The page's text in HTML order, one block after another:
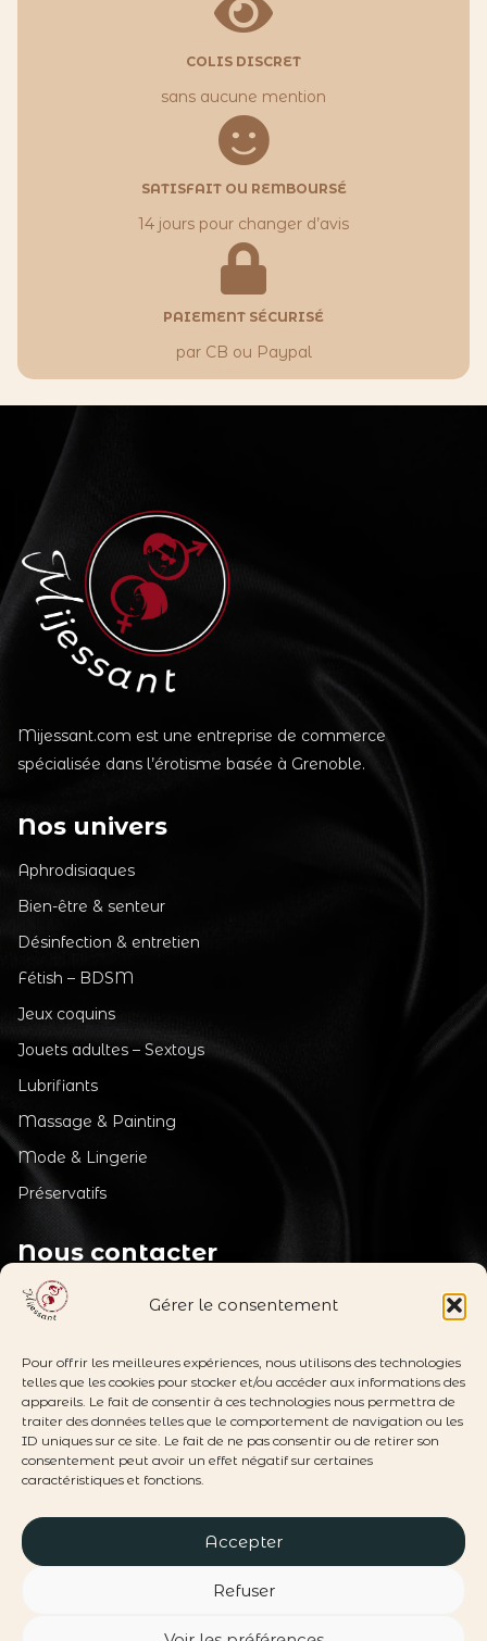
Gérer le consentement
Pour offrir les meilleures expériences, nous utilisons des technologies
telles que les cookies pour stocker et/ou accéder aux informations des
appareils. Le fait de consentir à ces technologies nous permettra de
traiter des données telles que le comportement de navigation ou les
ID uniques sur ce site. Le fait de ne pas consentir ou de retirer son
consentement peut avoir un effet négatif sur certaines
caractéristiques et fonctions.
Accepter
Refuser
COLIS DISCRET
sans aucune mention
SATISFAIT OU REMBOURSÉ
14 jours pour changer d’avis
PAIEMENT SÉCURISÉ
par CB ou Paypal
Mijessant.com est une entreprise de commerce
spécialisée dans l’érotisme basée à Grenoble.
Nos univers
Aphrodisiaques
Bien-être & senteur
Désinfection & entretien
Fétish – BDSM
Jeux coquins
Jouets adultes – Sextoys
Lubrifiants
Massage & Painting
Mode & Lingerie
Préservatifs
Nous contacter
support_agent
Service client
au04 49 05 27 27
mail_outline contact@mijessant.com
Suivez-nous